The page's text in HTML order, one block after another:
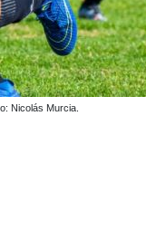
y Octava. Foto: Nicolás Murcia.